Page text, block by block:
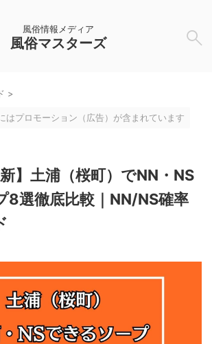
風俗情報メディア
風俗マスターズ
>
はプロモーション（広告）が含まれています
】土浦（桜町）でNN・NS
8選徹底比較｜NN/NS確率